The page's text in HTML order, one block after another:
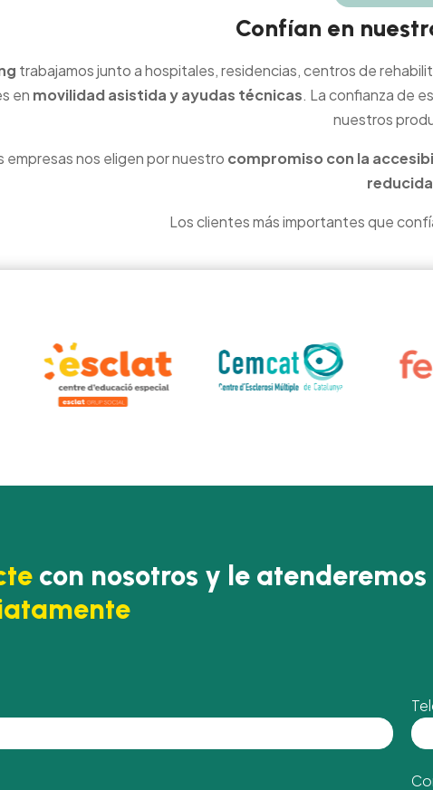
Confían en
trabajamos junto a hospitales, residencias, centros de
en movilidad asistida y ayudas técnicas. La confianza de
nuestros
empresas nos eligen por nuestro compromiso con la
reducida
Los clientes más importantes que
con nosotros y le atenderemos